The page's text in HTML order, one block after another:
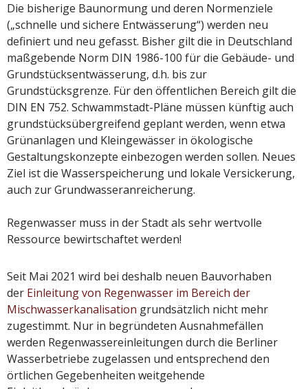
Die bisherige Baunormung und deren Normenziele
(„schnelle und sichere Entwässerung“) werden neu
definiert und neu gefasst. Bisher gilt die in Deutschland
maßgebende Norm DIN 1986-100 für die Gebäude- und
Grundstücksentwässerung, d.h. bis zur
Grundstücksgrenze. Für den öffentlichen Bereich gilt die
DIN EN 752. Schwammstadt-Pläne müssen künftig auch
grundstücksübergreifend geplant werden, wenn etwa
Grünanlagen und Kleingewässer in ökologische
Gestaltungskonzepte einbezogen werden sollen. Neues
Ziel ist die Wasserspeicherung und lokale Versickerung,
auch zur Grundwasseranreicherung.
Regenwasser muss in der Stadt als sehr wertvolle
Ressource bewirtschaftet werden!
Seit Mai 2021 wird bei deshalb neuen Bauvorhaben
der Einleitung von Regenwasser im Bereich der
Mischwasserkanalisation grundsätzlich nicht mehr
zugestimmt. Nur in begründeten Ausnahmefällen
werden Regenwassereinleitungen durch die Berliner
Wasserbetriebe zugelassen und entsprechend den
örtlichen Gegebenheiten weitgehende